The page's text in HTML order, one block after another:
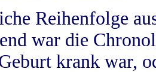
Reihenfolge
war die
krank war,